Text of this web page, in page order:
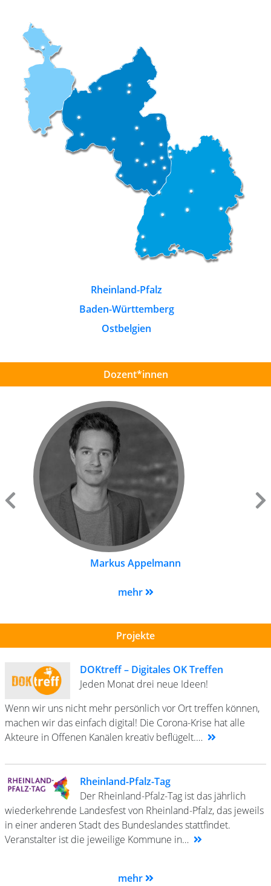
Rheinland-Pfalz
Baden-Württemberg
Ostbelgien
Dozent*innen
Markus Appelmann
mehr
Projekte
DOKtreff – Digitales OK Treffen
Jeden Monat drei neue Ideen!
Wenn wir uns nicht mehr persönlich vor Ort treffen können,
machen wir das einfach digital! Die Corona-Krise hat alle
Akteure in Offenen Kanälen kreativ beflügelt.…
Rheinland-Pfalz-Tag
Der Rheinland-Pfalz-Tag ist das jährlich
wiederkehrende Landesfest von Rheinland-Pfalz, das jeweils
in einer anderen Stadt des Bundeslandes stattfindet.
Veranstalter ist die jeweilige Kommune in…
mehr